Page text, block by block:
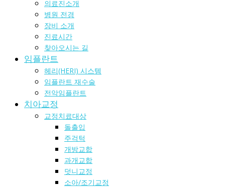
의료진소개
병원 전경
장비 소개
진료시간
찾아오시는 길
임플란트
헤리(HERI) 시스템
임플란트 재수술
전악임플란트
치아교정
교정치료대상
돌출입
주걱턱
개방교합
과개교합
덧니교정
소아/조기교정